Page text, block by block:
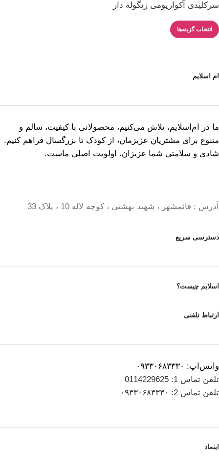
سرکلیدی آکواریومی زنگوله دار
انتخاب گزینه‌ها
ام اسلایم
ما در ام‌اسلایم، تلاش می‌کنیم، محصولاتی با کیفیت، سالم و
متنوع برای مشتریان عزیزمان، از کودک تا بزرگسال فراهم کنیم.
شادی و سلامتی شما عزیزان، اولویت اصلی ماست.
آدرس : قائمشهر ، شهید بهشتی ، کوچه لاله 10 ، پلاک 33
دسترسی سریع
اسلایم چیست؟
ارتباط تلفنی
واتس‌اپ: ۰۹۳۳۰۶۸۳۳۳۰
تلفن تماس 1: 0114229625
تلفن تماس 2: ۰۹۳۳۰۶۸۳۳۳۰
اینماد